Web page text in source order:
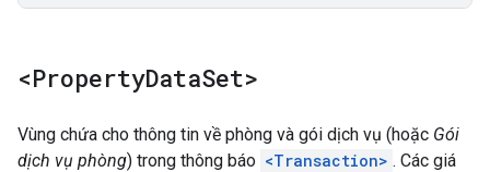
<PropertyDataSet>
Vùng chứa cho thông tin về phòng và gói dịch vụ (hoặc Gói
dịch vụ phòng) trong thông báo <Transaction> . Các giá